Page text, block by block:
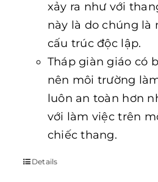
xảy ra như với
này là do chúng là
cấu trúc độc lập.
Tháp giàn giáo có
nên môi trường
luôn an toàn hơn
với làm việc trên
chiếc thang.
Details